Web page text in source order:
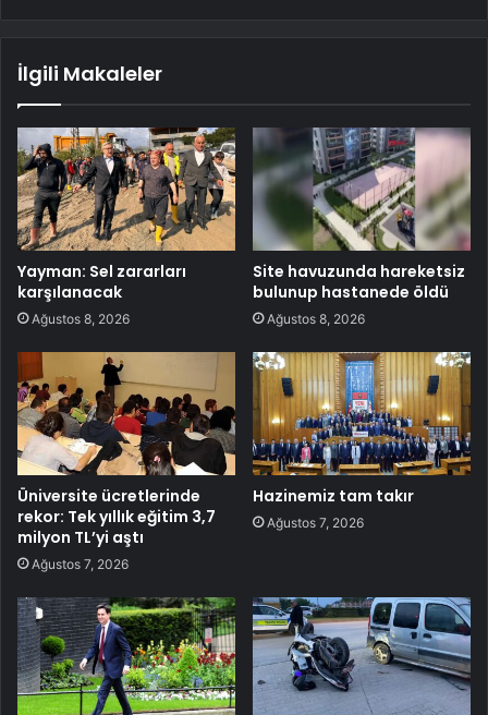
İlgili Makaleler
Yayman: Sel zararları
karşılanacak
Ağustos 8, 2026
Site havuzunda hareketsiz
bulunup hastanede öldü
Ağustos 8, 2026
Üniversite ücretlerinde
rekor: Tek yıllık eğitim 3,7
milyon TL’yi aştı
Ağustos 7, 2026
Hazinemiz tam takır
Ağustos 7, 2026